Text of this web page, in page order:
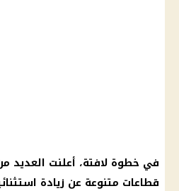
في خطوة لافتة، أعلنت العديد
قطاعات متنوعة عن زيادة